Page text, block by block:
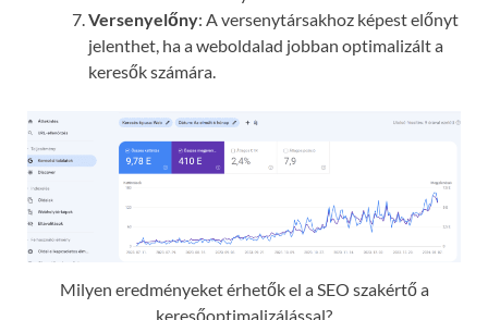
Versenyelőny: A versenytársakhoz képest előnyt
jelenthet, ha a weboldalad jobban optimalizált a
keresők számára.
Milyen eredményeket érhetők el a SEO szakértő a
keresőoptimalizálással?